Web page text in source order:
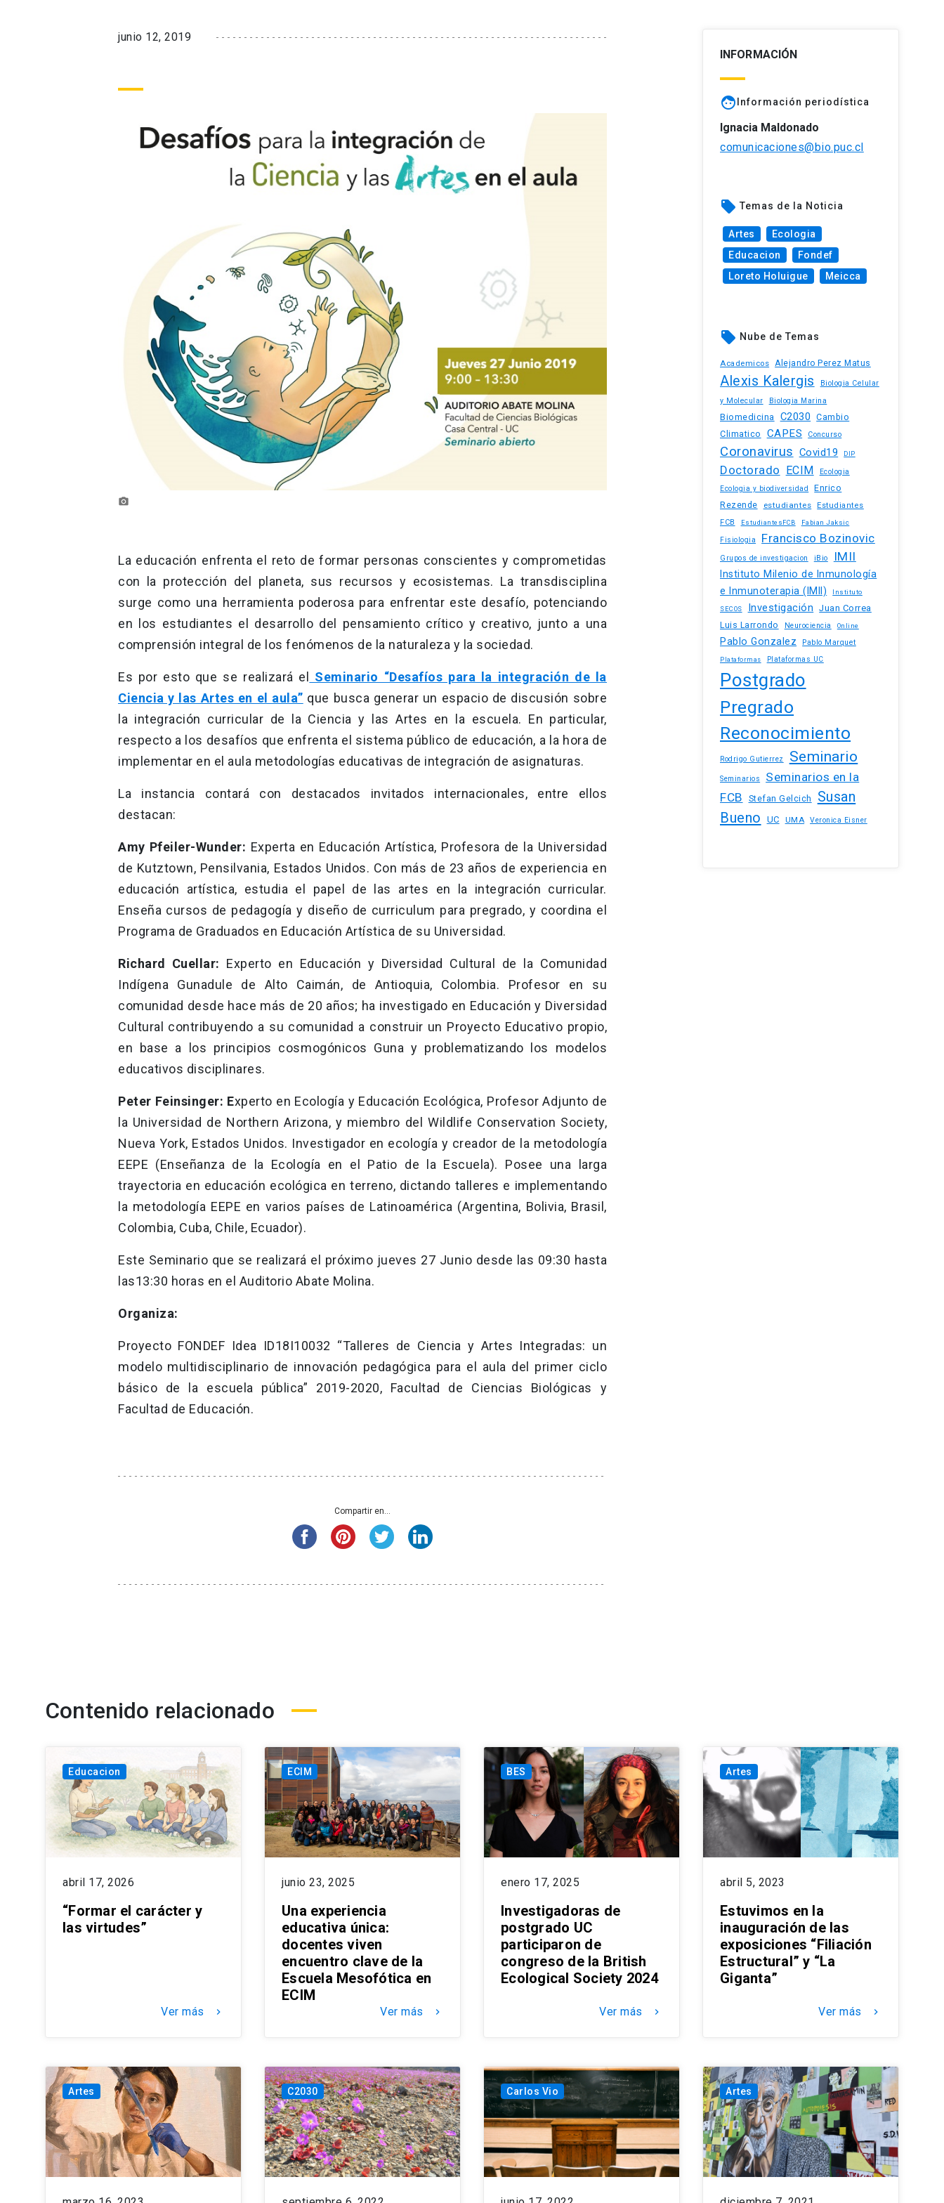
junio 12, 2019
photo_camera
La educación enfrenta el reto de formar personas conscientes y comprometidas
con la protección del planeta, sus recursos y ecosistemas. La transdisciplina
surge como una herramienta poderosa para enfrentar este desafío, potenciando
en los estudiantes el desarrollo del pensamiento crítico y creativo, junto a una
comprensión integral de los fenómenos de la naturaleza y la sociedad.
Es por esto que se realizará el
Seminario “Desafíos para la integración de la
Ciencia y las Artes en el aula” que busca generar un espacio de discusión sobre
la integración curricular de la Ciencia y las Artes en la escuela. En particular,
respecto a los desafíos que enfrenta el sistema público de educación, a la hora de
implementar en el aula metodologías educativas de integración de asignaturas.
La instancia contará con destacados invitados internacionales, entre ellos
destacan:
Amy Pfeiler-Wunder: Experta en Educación Artística, Profesora de la Universidad
de Kutztown, Pensilvania, Estados Unidos. Con más de 23 años de experiencia en
educación artística, estudia el papel de las artes en la integración curricular.
Enseña cursos de pedagogía y diseño de curriculum para pregrado, y coordina el
Programa de Graduados en Educación Artística de su Universidad.
Richard Cuellar: Experto en Educación y Diversidad Cultural de la Comunidad
Indígena Gunadule de Alto Caimán, de Antioquia, Colombia. Profesor en su
comunidad desde hace más de 20 años; ha investigado en Educación y Diversidad
Cultural contribuyendo a su comunidad a construir un Proyecto Educativo propio,
en base a los principios cosmogónicos Guna y problematizando los modelos
educativos disciplinares.
Peter Feinsinger: Experto en Ecología y Educación Ecológica, Profesor Adjunto de
la Universidad de Northern Arizona, y miembro del Wildlife Conservation Society,
Nueva York, Estados Unidos. Investigador en ecología y creador de la metodología
EEPE (Enseñanza de la Ecología en el Patio de la Escuela). Posee una larga
trayectoria en educación ecológica en terreno, dictando talleres e implementando
la metodología EEPE en varios países de Latinoamérica (Argentina, Bolivia, Brasil,
Colombia, Cuba, Chile, Ecuador).
Este Seminario que se realizará el próximo jueves 27 Junio desde las 09:30 hasta
las13:30 horas en el Auditorio Abate Molina.
Organiza:
Proyecto FONDEF Idea ID18I10032 “Talleres de Ciencia y Artes Integradas: un
modelo multidisciplinario de innovación pedagógica para el aula del primer ciclo
básico de la escuela pública” 2019-2020, Facultad de Ciencias Biológicas y
Facultad de Educación.
Compartir en...
INFORMACIÓN
face Información periodística
Ignacia Maldonado
comunicaciones@bio.puc.cl
local_offer Temas de la Noticia
Artes
Ecologia
Educacion
Fondef
Loreto Holuigue
Meicca
local_offer Nube de Temas
Academicos Alejandro Perez Matus
Alexis Kalergis
Biologia Celular
y Molecular
Biologia Marina
Biomedicina C2030
Cambio
Climatico
CAPES Concurso
Coronavirus Covid19 DIP
Doctorado ECIM Ecologia
Ecologia y biodiversidad
Enrico
Rezende
estudiantes
Estudiantes
FCB
EstudiantesFCB Fabian Jaksic
Fisiologia Francisco Bozinovic
Grupos de investigacion iBio IMII
Instituto Milenio de Inmunología
e Inmunoterapia (IMII)
Instituto
SECOS Investigación
Juan Correa
Luis Larrondo
Neurociencia Online
Pablo Gonzalez Pablo Marquet
Plataformas Plataformas UC
Postgrado
Pregrado
Reconocimiento
Rodrigo Gutierrez Seminario
Seminarios
Seminarios en la
FCB
Stefan Gelcich
Susan
Bueno
UC UMA Veronica Eisner
Contenido relacionado
Educacion
abril 17, 2026
“Formar el carácter y
las virtudes”
Ver más keyboard_arrow_right
ECIM
junio 23, 2025
Una experiencia
educativa única:
docentes viven
encuentro clave de la
Escuela Mesofótica en
ECIM
Ver más keyboard_arrow_right
BES
enero 17, 2025
Investigadoras de
postgrado UC
participaron de
congreso de la British
Ecological Society 2024
Ver más keyboard_arrow_right
Artes
abril 5, 2023
Estuvimos en la
inauguración de las
exposiciones “Filiación
Estructural” y “La
Giganta”
Ver más keyboard_arrow_right
Artes C2030 Carlos Vio Artes